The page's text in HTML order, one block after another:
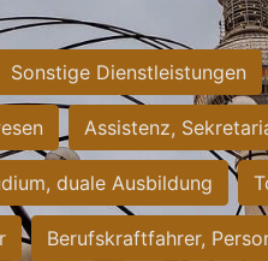
Sonstige Dienstleistungen
Assistenz,
duale Ausbildung
Berufskraftfahrer,